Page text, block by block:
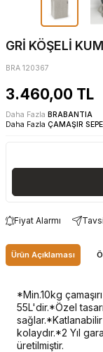
GRİ KÖŞELİ
BRA 120367
3.460,00 TL
Daha Fazla BRABANTIA
Daha Fazla ÇAMAŞIR
Fiyat Alarmı
Ürün Açıklaması
*Min.10kg
55L'dir.*Özel
sağlar.*Katlanabilir
kolaydır.*2 Yıl
üretilmiştir.